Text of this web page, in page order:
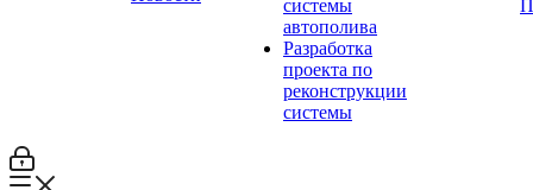
системы
автополива
Разработка
проекта по
реконструкции
системы